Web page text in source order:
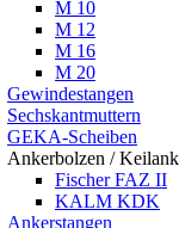
M 10
M 12
M 16
M 20
Gewindestangen
Sechskantmuttern
GEKA-Scheiben
Ankerbolzen /
Fischer FAZ II
KALM KDK
Ankerstangen